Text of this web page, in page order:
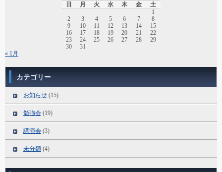
日 月 火 水 木 金
土
1
2
3 4 5 6 7
8
9
10 11 12 13 14
15
16
17 18 19 20 21
22
23
24 25 26 27 28
29
30
31
« 1月
カテゴリー
お知らせ (15)
勉強会 (19)
講演会 (3)
未分類 (4)